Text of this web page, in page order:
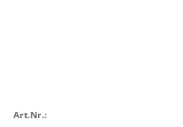
Art.Nr.: